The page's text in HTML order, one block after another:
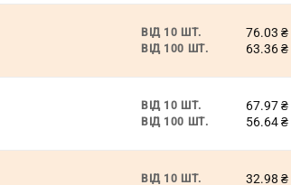
ВІД 10 ШТ. 76.03 ₴
ВІД 100 ШТ. 63.36₴
ВІД 10 ШТ. 67.97₴
ВІД 100 ШТ. 56.64₴
ВІД 10 ШТ. 32.98 ₴